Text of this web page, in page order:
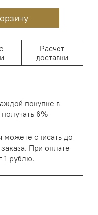
Расчет
доставки
покупке в
6%
можете списать до
При оплате
1 рублю.